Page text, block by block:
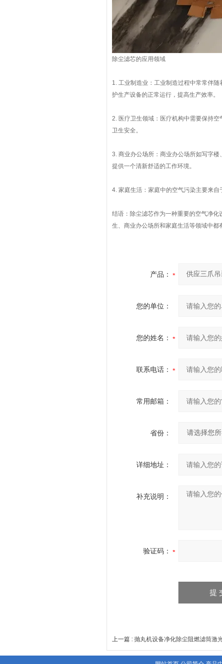
除尘滤芯的应用领域
1. 工业制造业：工业制造过程中常常伴
护生产设备的正常运行，提高生产效率。
2. 医疗卫生领域：医疗机构中需要保持
卫生安全。
3. 商业办公场所：商业办公场所如写字
提供一个清新舒适的工作环境。
4. 家庭生活：家庭中的空气污染主要来
结语：除尘滤芯作为一种重要的空气净
生、商业办公场所和家庭生活等领域中
产品：
您的单位：
您的姓名：
联系电话：
常用邮箱：
省份：
详细地址：
补充说明：
验证码：
上一篇 : 抛丸机设备净化除尘阻燃滤筒激